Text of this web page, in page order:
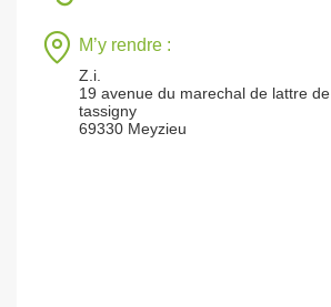
M’y rendre :
Z.i.
19 avenue du marechal de lattre de
tassigny
69330 Meyzieu